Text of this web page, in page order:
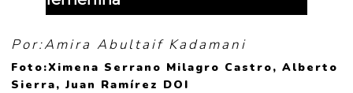
Por:Amira Abultaif Kadamani
Foto:Ximena Serrano Milagro Castro, Alberto
Sierra, Juan Ramírez DOI